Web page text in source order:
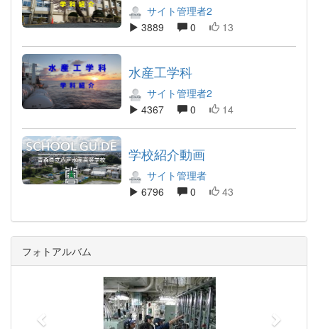
サイト管理者2
3889
0 13
水産工学科
サイト管理者2
4367
0 14
学校紹介動画
サイト管理者
6796
0 43
フォトアルバム